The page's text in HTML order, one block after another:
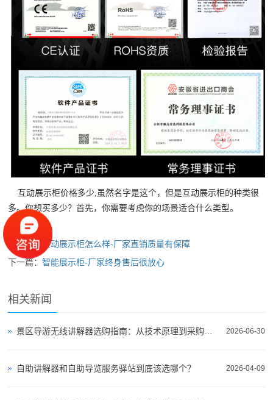
互动展示柜价格多少,虽然名字是这个，但是互动展示柜的种类很
多。你想买多少？首先，你需要考虑你的场景适合什么类型。
上一篇：
互动展示柜怎么样-厂家直销质量有保障
下一篇：智能展示柜-厂家终身售后很放心
相关新闻
2026-06-30
景区导游无线讲解器选购指南：从技术原理到采购决策
2026-04-09
自助讲解器和自助导览服务驿站到底该选哪个？